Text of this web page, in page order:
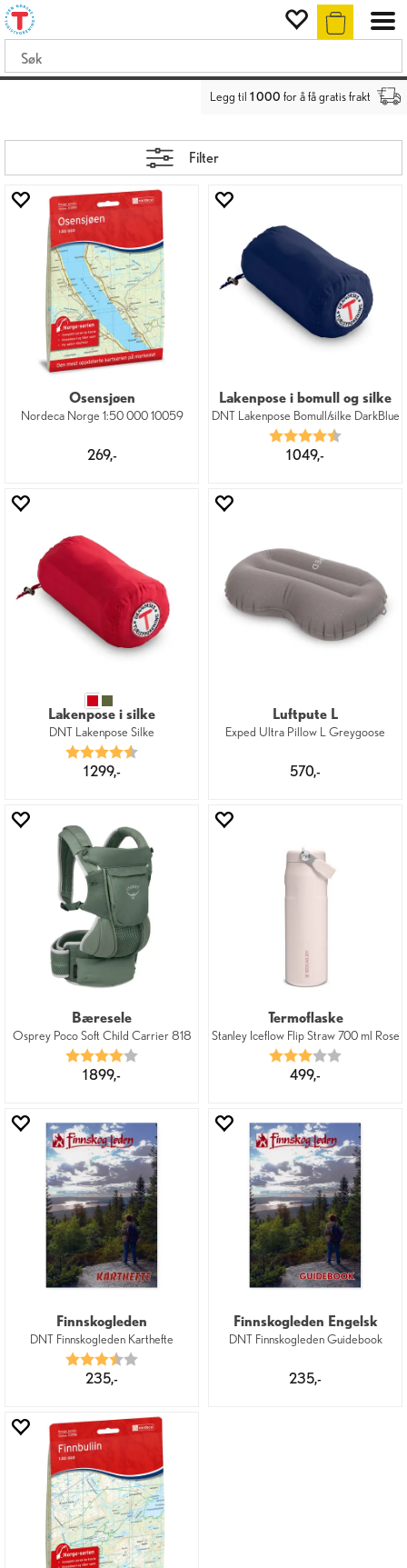
Legg til 1 000 for å få gratis frakt
Filter
Osensjøen
Nordeca Norge 1:50 000 10059
269,-
Lakenpose i bomull og silke
DNT Lakenpose Bomull/silke DarkBlue
Karakter:
1 049,-
Lakenpose i silke
DNT Lakenpose Silke
Karakter:
1 299,-
Luftpute L
Exped Ultra Pillow L Greygoose
570,-
Bæresele
Osprey Poco Soft Child Carrier 818
Karakter:
1 899,-
Termoflaske
Stanley Iceflow Flip Straw 700 ml Rose
Karakter:
499,-
Finnskogleden
DNT Finnskogleden Karthefte
Karakter:
235,-
Finnskogleden Engelsk
DNT Finnskogleden Guidebook
235,-